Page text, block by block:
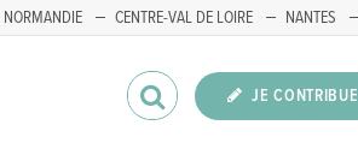
NORMANDIE CENTRE-VAL DE LOIRE NANTES
JE CONTRIBUE